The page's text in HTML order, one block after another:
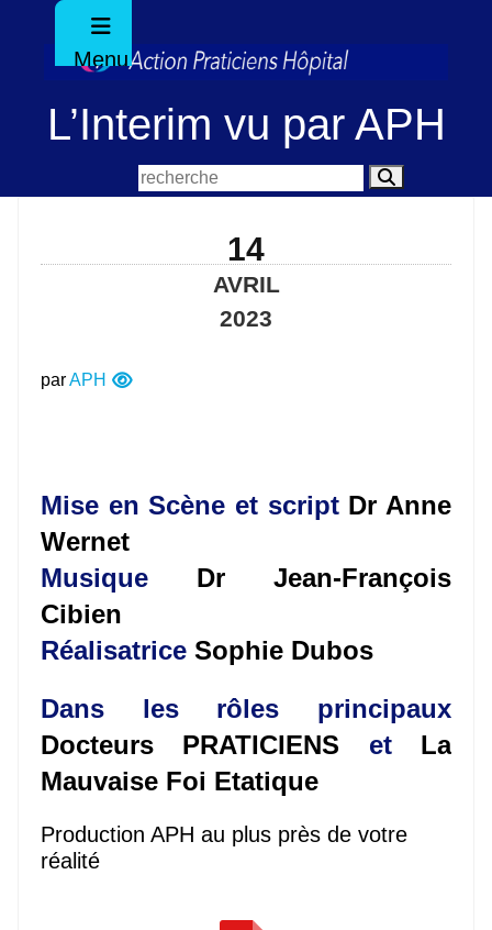
Menu
L’Interim vu par APH
14
AVRIL
2023
parAPH
Mise en Scène et script Dr Anne
Wernet
Musique Dr Jean-François
Cibien
Réalisatrice Sophie Dubos
Dans les rôles principaux
Docteurs PRATICIENS et La
Mauvaise Foi Etatique
Production APH au plus près de votre
réalité